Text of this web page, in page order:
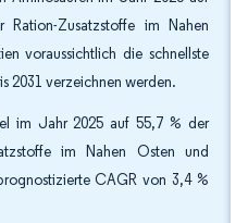
Zusatzstoffe im Nahen
voraussichtlich die schnellste
2031 verzeichnen werden.
im Jahr 2025 auf 55,7 % der
im Nahen Osten und
CAGR von 3,4 %